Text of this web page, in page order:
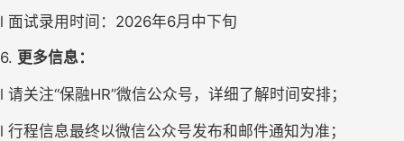
l 面试录用时间：2026年6月中下旬
6. 更多信息：
l 请关注“保融HR”微信公众号，详细了解时间安排；
l 行程信息最终以微信公众号发布和邮件通知为准；